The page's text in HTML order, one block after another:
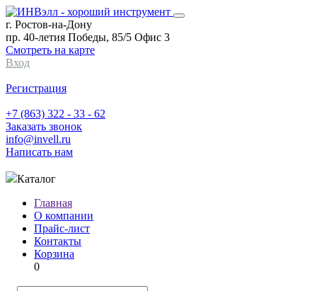
г. Ростов-на-Дону
пр. 40-летия Победы, 85/5 Офис 3
Смотреть на карте
Вход
Регистрация
+7 (863) 322 - 33 - 62
Заказать звонок
info@invell.ru
Написать нам
Каталог
Главная
О компании
Прайс-лист
Контакты
Корзина
0